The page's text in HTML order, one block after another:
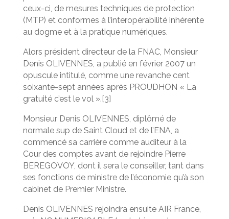
ceux-ci, de mesures techniques de protection
(MTP) et conformes à l’interopérabilité inhérente
au dogme et à la pratique numériques.
Alors président directeur de la FNAC, Monsieur
Denis OLIVENNES, a publié en février 2007 un
opuscule intitulé, comme une revanche cent
soixante-sept années après PROUDHON « La
gratuité c’est le vol ».[3]
Monsieur Denis OLIVENNES, diplômé de
normale sup de Saint Cloud et de l’ENA, a
commencé sa carrière comme auditeur à la
Cour des comptes avant de rejoindre Pierre
BEREGOVOY, dont il sera le conseiller, tant dans
ses fonctions de ministre de l’économie qu’à son
cabinet de Premier Ministre.
Denis OLIVENNES rejoindra ensuite AIR France,